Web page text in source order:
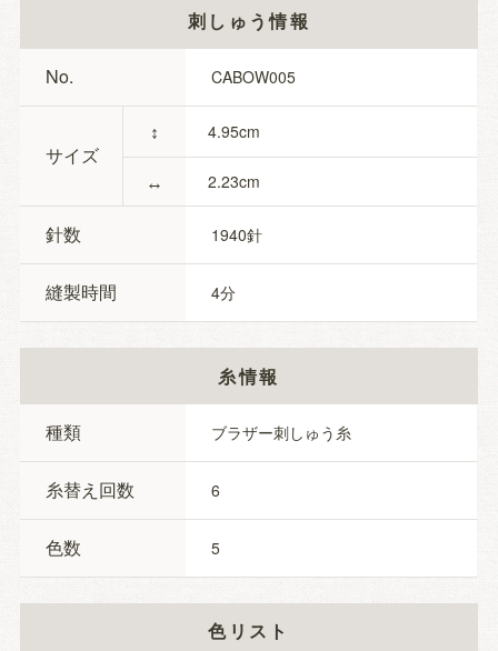
刺しゅう情報
No. CABOW005
サイズ
↕
↔
4.95
2.23
針数 1940
縫製時間 4
糸情報
種類 ブラザー刺しゅう糸
糸替え回数 6
色数 5
色リスト